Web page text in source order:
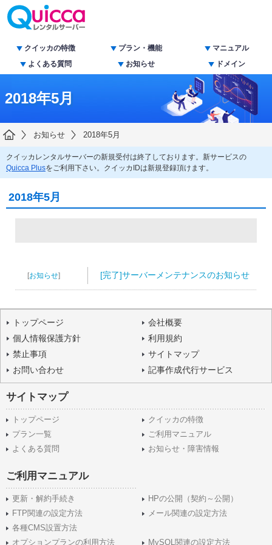
クイッカの特徴 プラン・機能
マニュアル
よくある質問
お知らせ ドメイン
2018年5月
お知らせ 2018年5月
クイッカレンタルサーバーの新規受付は終了しております。新サービスの
Quicca Plusをご利用下さい。クイッカIDは新規登録頂けます。
2018年5月
[お知らせ] [完了]サーバーメンテナンスのお知らせ
トップページ
会社概要
個人情報保護方針
利用規約
禁止事項
サイトマップ
お問い合わせ
記事作成代行サービス
サイトマップ
トップページ
クイッカの特徴
プラン一覧
ご利用マニュアル
よくある質問
お知らせ・障害情報
ご利用マニュアル
更新・解約手続き
HPの公開（契約～公開）
FTP関連の設定方法
メール関連の設定方法
各種CMS設置方法
オプションプランの利用方法
MySQL関連の設定方法